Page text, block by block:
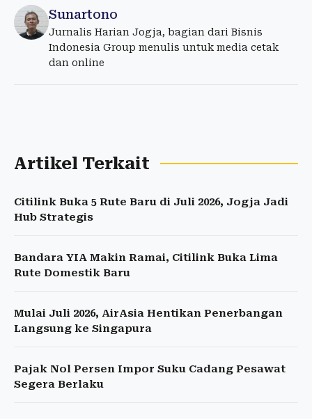
Sunartono
Jurnalis Harian Jogja, bagian dari Bisnis
Indonesia Group menulis untuk media cetak
dan online
Artikel Terkait
Citilink Buka 5 Rute Baru di Juli 2026, Jogja Jadi
Hub Strategis
Bandara YIA Makin Ramai, Citilink Buka Lima
Rute Domestik Baru
Mulai Juli 2026, AirAsia Hentikan Penerbangan
Langsung ke Singapura
Pajak Nol Persen Impor Suku Cadang Pesawat
Segera Berlaku